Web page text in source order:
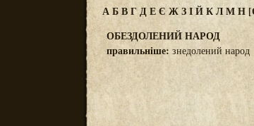
АБВГДЕЄЖЗІЙКЛМН
ОБЕЗДОЛЕНИЙ НАРОД
правильніше: знедолений народ